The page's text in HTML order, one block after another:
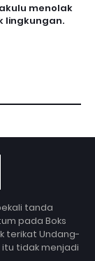
menolak
lingkungan.
tanda
pada Boks
terikat Undang-
itu tidak menjadi